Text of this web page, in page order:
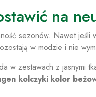
na
sezonów. Nawet
w modzie i nie
w zestawach z jasnymi
kolczyki kolor